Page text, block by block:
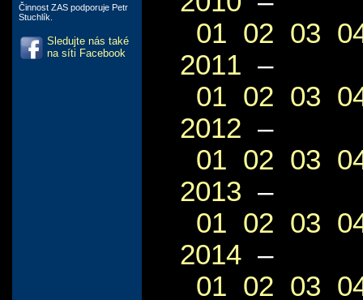
Činnost ZAS podporuje Petr
Stuchlík.
Sledujte nás také
na síti Facebook
01 02 03
2011 –
01 02 03
2012 –
01 02 03
2013 –
01 02 03
2014 –
01 02 03